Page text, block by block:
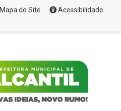
Mapa do Site
Acessibilidade